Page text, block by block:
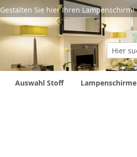
Gestalten Sie hier Ihren Lampenschirm!
Suche
Auswahl Stoff Lampenschirme